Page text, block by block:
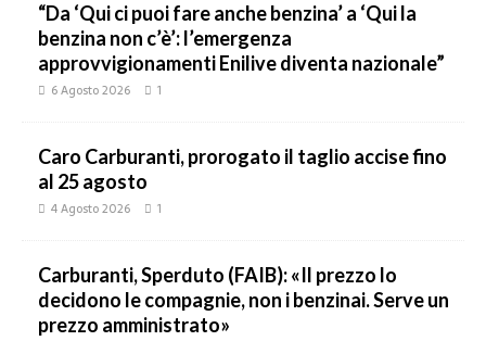
“Da ‘Qui ci puoi fare anche benzina’ a ‘Qui la
benzina non c’è’: l’emergenza
approvvigionamenti Enilive diventa nazionale”
6 Agosto 2026 1
Caro Carburanti, prorogato il taglio accise fino
al 25 agosto
4 Agosto 2026 1
Carburanti, Sperduto (FAIB): «Il prezzo lo
decidono le compagnie, non i benzinai. Serve un
prezzo amministrato»